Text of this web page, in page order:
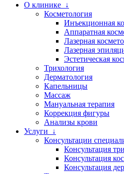
О клинике ↓
Косметология
Инъекционная
Аппаратная
Лазерная
Лазерная
Эстетическая
Трихология
Дерматология
Капельницы
Массаж
Мануальная терапия
Коррекция фигуры
Анализы крови
Услуги ↓
Консультации
Консультация
Консультация
Консультация